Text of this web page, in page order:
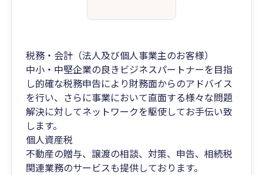
税務・会計（法人及び個人事業主のお客様）
中小・中堅企業の良きビジネスパートナーを目指
し的確な税務申告により財務面からのアドバイス
を行い、さらに事業において直面する様々な問題
解決に対してネットワークを駆使してお手伝い致
します。
個人資産税
不動産の贈与、譲渡の相談、対策、申告、相続税
関連業務のサービスも提供しております。